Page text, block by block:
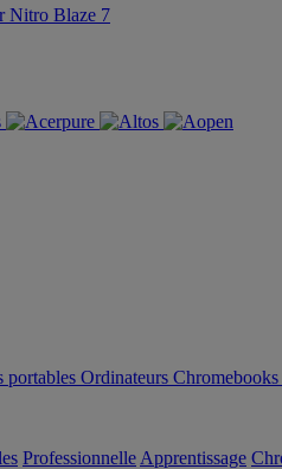
Nitro Blaze 7
portables Ordinateurs Chromebooks
Professionnelle Apprentissage